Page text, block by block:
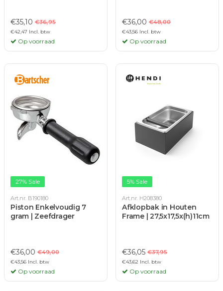
€35,10 €36,95
€42,47 Incl. btw
Op voorraad
€36,00 €48,00
€43,56 Incl. btw
Op voorraad
27% Sale
Art.nr. B190180
Piston Enkelvoudig 7
gram | Zeefdrager
€36,00 €49,00
€43,56 Incl. btw
Op voorraad
5% Sale
Art.nr. H208380
Afklopbak in Houten
Frame | 27,5x17,5x(h)11cm
€36,05 €37,95
€43,62 Incl. btw
Op voorraad